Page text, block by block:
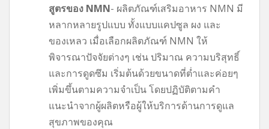
สูตรของ NMN- ผลิตภัณฑ์เสริมอาหาร NMN มี
หลากหลายรูปแบบ ทั้งแบบแคปซูล ผง และ
ของเหลว เมื่อเลือกผลิตภัณฑ์ NMN ให้
พิจารณาปัจจัยต่างๆ เช่น ปริมาณ ความบริสุทธิ์
และการดูดซึม เริ่มต้นด้วยขนาดที่ต่ำและค่อยๆ
เพิ่มขึ้นตามความจำเป็น โดยปฏิบัติตามคำ
แนะนำจากผู้ผลิตหรือผู้ให้บริการด้านการดูแล
สุขภาพของคุณ